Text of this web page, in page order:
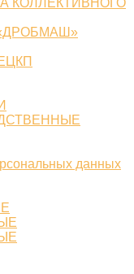
КОЛЛЕКТИВНОГО
данных